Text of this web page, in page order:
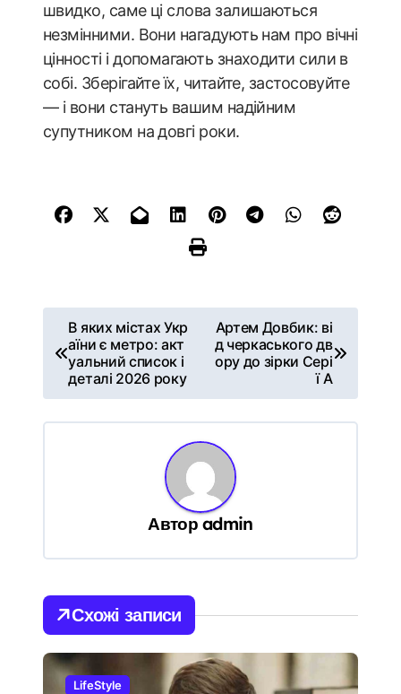
швидко, саме ці слова залишаються
незмінними. Вони нагадують нам про вічні
цінності і допомагають знаходити сили в
собі. Зберігайте їх, читайте, застосовуйте
— і вони стануть вашим надійним
супутником на довгі роки.
г
а
п
с
в
В яких містах Укр
аїни є метро: акт
уальний список і
деталі 2026 року
Артем Довбик: ві
д черкаського дв
ору до зірки Сері
ї А
Авторadmin
Схожі записи
LifeStyle